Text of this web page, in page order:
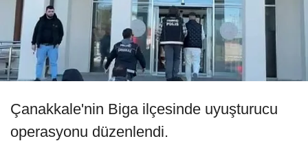
Çanakkale'nin Biga ilçesinde uyuşturucu
operasyonu düzenlendi.